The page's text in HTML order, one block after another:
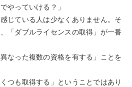
やっていける？」
じている人は少なくありません。そ
「ダブルライセンスの取得」が一番
なった複数の資格を有する」ことを
つも取得する」ということではあり